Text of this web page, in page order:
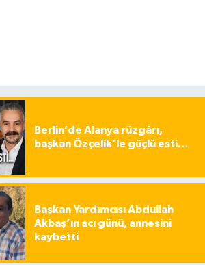
Berlin’de Alanya rüzgârı,
başkan Özçelik’le güçlü esti…
Başkan Yardımcısı Abdullah
Akbaş’ın acı günü, annesini
kaybetti